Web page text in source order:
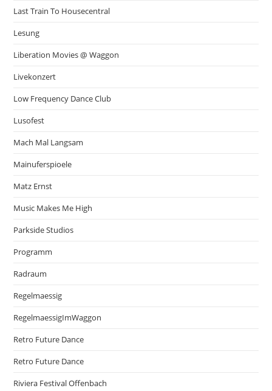
Last Train To Housecentral
Lesung
Liberation Movies @ Waggon
Livekonzert
Low Frequency Dance Club
Lusofest
Mach Mal Langsam
Mainuferspioele
Matz Ernst
Music Makes Me High
Parkside Studios
Programm
Radraum
Regelmaessig
RegelmaessigImWaggon
Retro Future Dance
Retro Future Dance
Riviera Festival Offenbach